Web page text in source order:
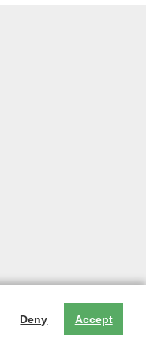
Deny Accept